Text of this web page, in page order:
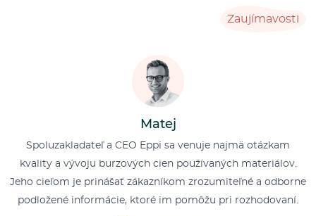
Zaujímavosti
Matej
Spoluzakladateľ a CEO Eppi sa venuje najmä otázkam
kvality a vývoju burzových cien používaných materiálov.
Jeho cieľom je prinášať zákazníkom zrozumiteľné a odborne
podložené informácie, ktoré im pomôžu pri rozhodovaní.